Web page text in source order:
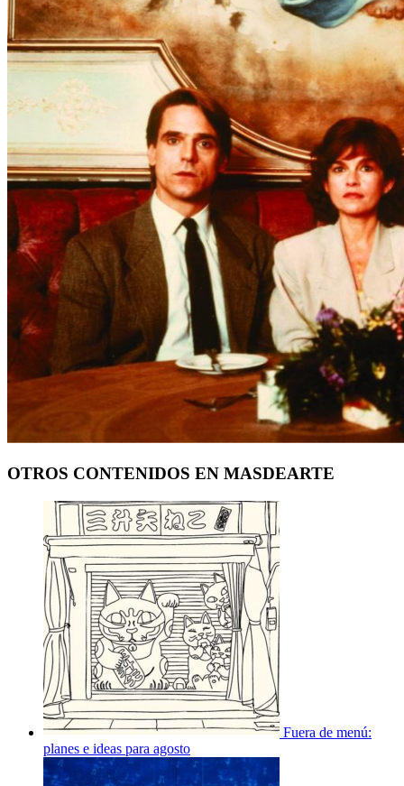
OTROS CONTENIDOS EN MASDEARTE
Fuera de menú:
planes e ideas para agosto